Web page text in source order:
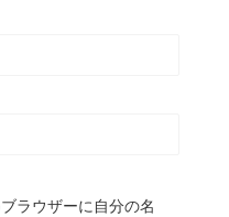
ラウザーに自分の名